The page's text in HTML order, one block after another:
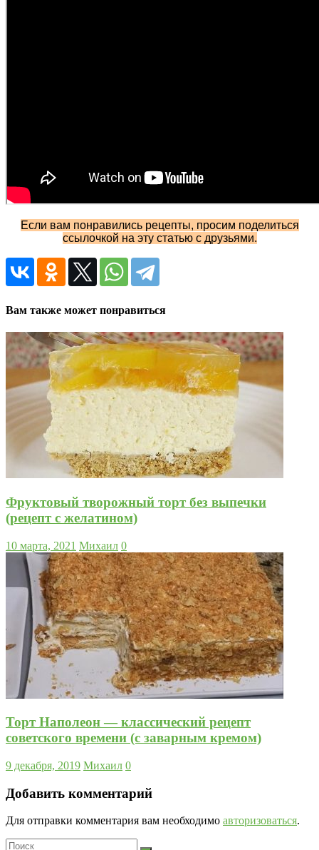
Если вам понравились рецепты, просим поделиться
ссылочкой на эту статью с друзьями.
Вам также может понравиться
Фруктовый творожный торт без выпечки
(рецепт с желатином)
10 марта, 2021 Михаил 0
Торт Наполеон — классический рецепт
советского времени (с заварным кремом)
9 декабря, 2019 Михаил 0
Добавить комментарий
Для отправки комментария вам необходимо авторизоваться.